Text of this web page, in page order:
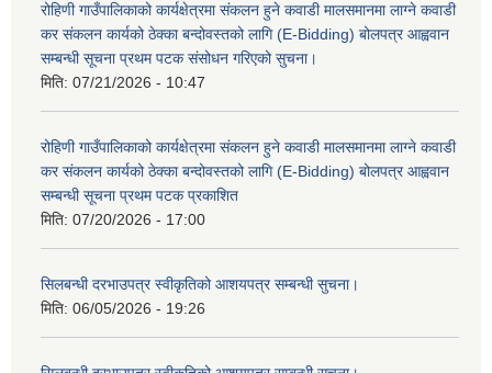
रोहिणी गाउँपालिकाको कार्यक्षेत्रमा संकलन हुने कवाडी मालसमानमा लाग्ने कवाडी
कर संकलन कार्यको ठेक्का बन्दोवस्तको लागि (E-Bidding) बोलपत्र आह्ववान
सम्बन्धी सूचना प्रथम पटक संसोधन गरिएको सुचना।
मिति: 07/21/2026 - 10:47
रोहिणी गाउँपालिकाको कार्यक्षेत्रमा संकलन हुने कवाडी मालसमानमा लाग्ने कवाडी
कर संकलन कार्यको ठेक्का बन्दोवस्तको लागि (E-Bidding) बोलपत्र आह्ववान
सम्बन्धी सूचना प्रथम पटक प्रकाशित
मिति: 07/20/2026 - 17:00
सिलबन्धी दरभाउपत्र स्वीकृतिको आशयपत्र सम्बन्धी सुचना।
मिति: 06/05/2026 - 19:26